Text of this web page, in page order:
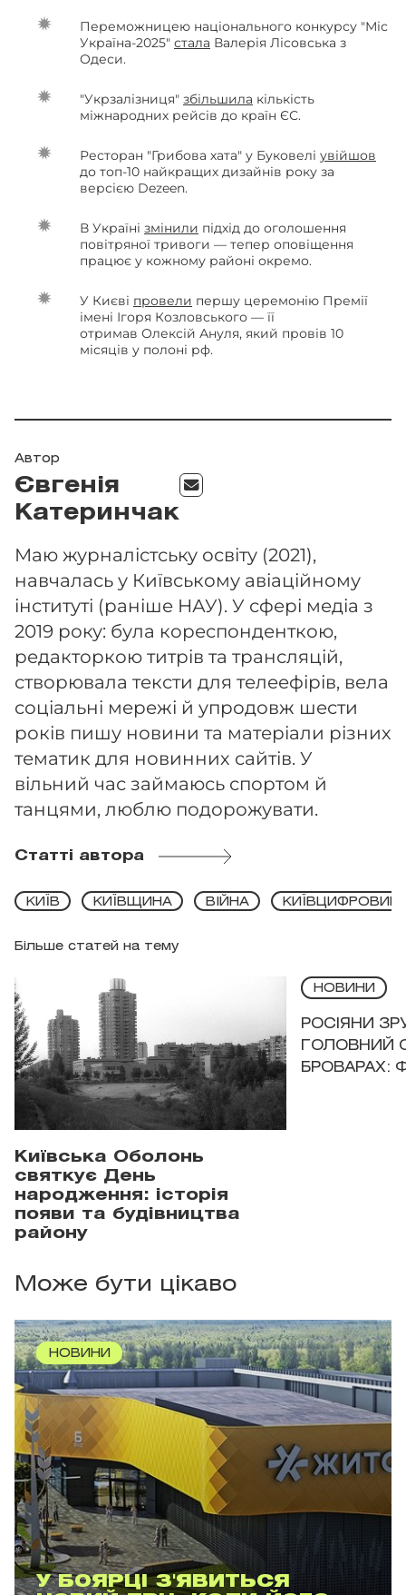
Переможницею національного конкурсу "Міс
Україна-2025" стала Валерія Лісовська з
Одеси.
"Укрзалізниця" збільшила кількість
міжнародних рейсів до країн ЄС.
Ресторан "Грибова хата" у Буковелі увійшов
до топ-10 найкращих дизайнів року за
версією Dezeen.
В Україні змінили підхід до оголошення
повітряної тривоги — тепер оповіщення
працює у кожному районі окремо.
У Києві провели першу церемонію Премії
імені Ігоря Козловського — її
отримав Олексій Ануля, який провів 10
місяців у полоні рф.
Автор
Євгенія
Катеринчак
Маю журналістську освіту (2021),
навчалась у Київському авіаційному
інституті (раніше НАУ). У сфері медіа з
2019 року: була кореспонденткою,
редакторкою титрів та трансляцій,
створювала тексти для телеефірів, вела
соціальні мережі й упродовж шести
років пишу новини та матеріали різних
тематик для новинних сайтів. У
вільний час займаюсь спортом й
танцями, люблю подорожувати.
Статті автора
Більше статей на тему
КИЇВ КИЇВЩИНА ВІЙНА КИЇВЦИФРОВИЙ
Київська Оболонь
святкує День
народження: історія
появи та будівництва
району
НОВИНИ
РОСІЯНИ
ГОЛОВНИЙ
БРОВАРАХ:
Може бути цікаво
НОВИНИ
У БОЯРЦІ З'ЯВИТЬСЯ